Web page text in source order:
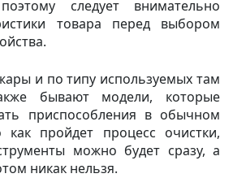
следует внимательно
товара перед выбором
и по типу используемых там
бывают модели, которые
приспособления в обычном
как пройдет процесс очистки,
можно будет сразу, а
никак нельзя.